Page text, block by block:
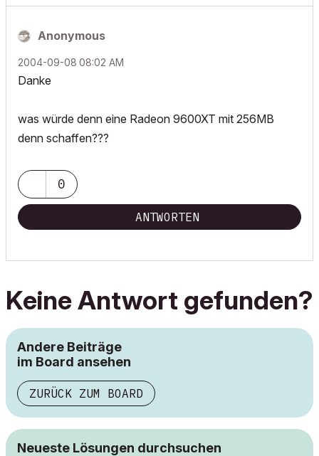
Anonymous
‎2004-09-08 08:02 AM
Danke
was würde denn eine Radeon 9600XT mit 256MB
denn schaffen???
0
ANTWORTEN
Keine Antwort gefunden?
Andere Beiträge
im Board ansehen
ZURÜCK ZUM BOARD
Neueste Lösungen durchsuchen